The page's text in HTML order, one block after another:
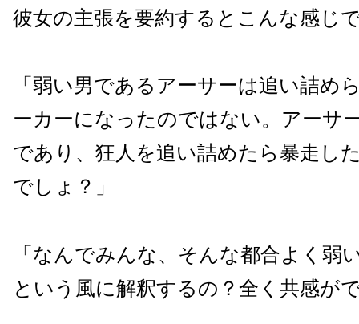
彼女の主張を要約するとこんな感じ
「弱い男であるアーサーは追い詰め
ーカーになったのではない。アーサ
であり、狂人を追い詰めたら暴走し
でしょ？」
「なんでみんな、そんな都合よく弱
という風に解釈するの？全く共感が